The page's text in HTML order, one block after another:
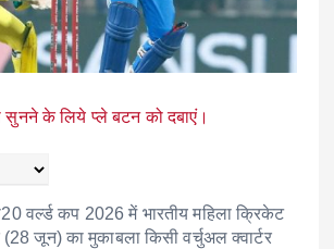
के लिये प्ले बटन को दबाएं।
वर्ल्ड कप 2026 में भारतीय महिला क्रिकेट
(28 जून) का मुकाबला किसी वर्चुअल क्वार्टर